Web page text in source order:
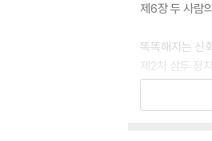
제6장 두 사람
똑똑해지는 신
제2차 삼두 정
전쟁의 명분과